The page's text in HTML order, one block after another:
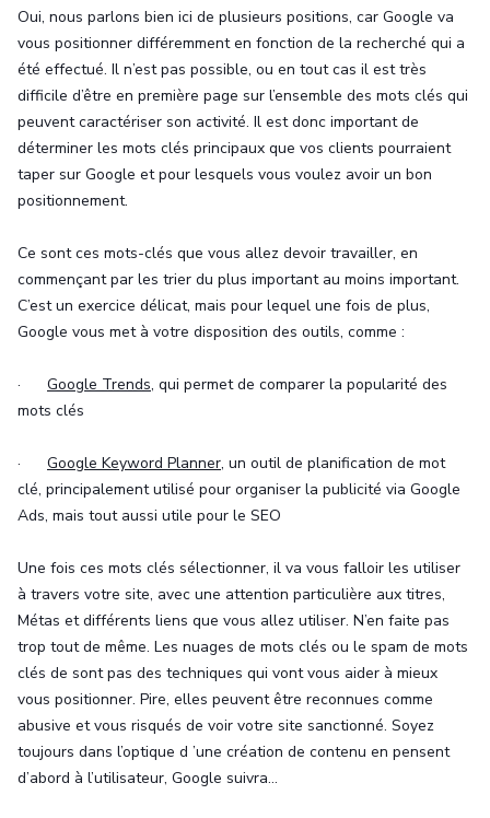
Oui, nous parlons bien ici de plusieurs positions, car Google va
vous positionner différemment en fonction de la recherché qui a
été effectué. Il n’est pas possible, ou en tout cas il est très
difficile d’être en première page sur l’ensemble des mots clés qui
peuvent caractériser son activité. Il est donc important de
déterminer les mots clés principaux que vos clients pourraient
taper sur Google et pour lesquels vous voulez avoir un bon
positionnement.
Ce sont ces mots-clés que vous allez devoir travailler, en
commençant par les trier du plus important au moins important.
C’est un exercice délicat, mais pour lequel une fois de plus,
Google vous met à votre disposition des outils, comme :
· Google Trends, qui permet de comparer la popularité des
mots clés
· Google Keyword Planner, un outil de planification de mot
clé, principalement utilisé pour organiser la publicité via Google
Ads, mais tout aussi utile pour le SEO
Une fois ces mots clés sélectionner, il va vous falloir les utiliser
à travers votre site, avec une attention particulière aux titres,
Métas et différents liens que vous allez utiliser. N’en faite pas
trop tout de même. Les nuages de mots clés ou le spam de mots
clés de sont pas des techniques qui vont vous aider à mieux
vous positionner. Pire, elles peuvent être reconnues comme
abusive et vous risqués de voir votre site sanctionné. Soyez
toujours dans l’optique d ’une création de contenu en pensent
d’abord à l’utilisateur, Google suivra…